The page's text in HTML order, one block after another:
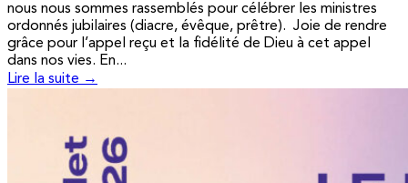
nous nous sommes rassemblés pour célébrer les ministres
ordonnés jubilaires (diacre, évêque, prêtre). Joie de rendre
grâce pour l’appel reçu et la fidélité de Dieu à cet appel
dans nos vies. En...
Lire la suite →